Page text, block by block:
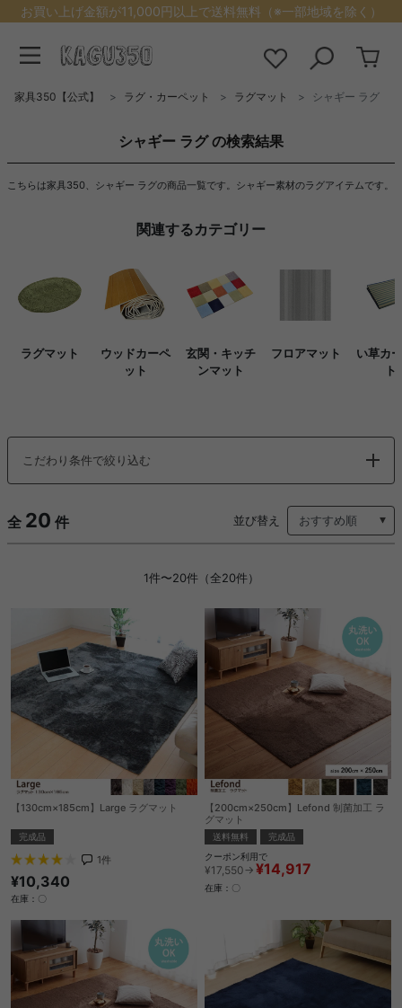
お買い上げ金額が11,000円以上で送料無料（※一部地域を除く）
家具350【公式】 ラグ・カーペット ラグマット シャギー ラグ
シャギー ラグ の検索結果
こちらは家具350、シャギー ラグの商品一覧です。シャギー素材のラグアイテムです。
関連するカテゴリー
ラグマット
ウッドカーペ
ット
玄関・キッチ
ンマット
フロアマット
い草カ
ト
こだわり条件で絞り込む
全 20 件 並び替え
1件〜20件（全20件）
【130cm×185cm】Large ラグマット
完成品
1件
¥10,340
在庫：〇
【200cm×250cm】Lefond 制菌加工 ラ
グマット
送料無料
完成品
クーポン利用で
¥17,550→ ¥14,917
在庫：〇